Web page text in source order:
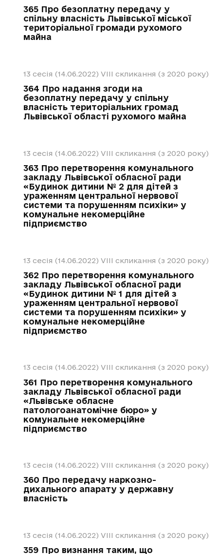
365 Про безоплатну передачу у
спільну власність Львівської міської
територіальної громади рухомого
майна
13 сесія (14.06.2022) VIII скликання (з 2020 року)
364 Про надання згоди на
безоплатну передачу у спільну
власність територіальних громад
Львівської області рухомого майна
13 сесія (14.06.2022) VIII скликання (з 2020 року)
363 Про перетворення комунального
закладу Львівської обласної ради
«Будинок дитини № 2 для дітей з
ураженням центральної нервової
системи та порушенням психіки» у
комунальне некомерційне
підприємство
13 сесія (14.06.2022) VIII скликання (з 2020 року)
362 Про перетворення комунального
закладу Львівської обласної ради
«Будинок дитини № 1 для дітей з
ураженням центральної нервової
системи та порушенням психіки» у
комунальне некомерційне
підприємство
13 сесія (14.06.2022) VIII скликання (з 2020 року)
361 Про перетворення комунального
закладу Львівської обласної ради
«Львівське обласне
патологоанатомічне бюро» у
комунальне некомерційне
підприємство
13 сесія (14.06.2022) VIII скликання (з 2020 року)
360 Про передачу наркозно-
дихального апарату у державну
власність
13 сесія (14.06.2022) VIII скликання (з 2020 року)
359 Про визнання таким, що